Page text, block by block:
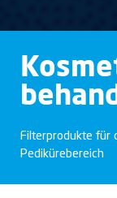
Filterprodukte für
Pedikürebereich